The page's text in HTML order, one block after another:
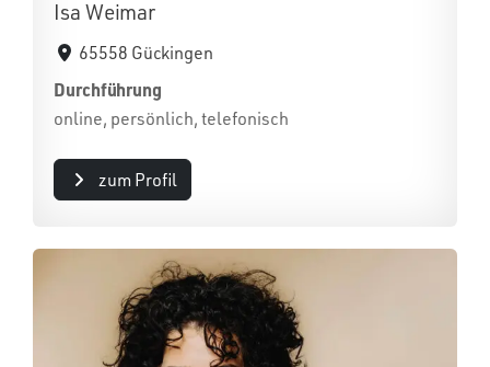
Isa Weimar
65558 Gückingen
Durchführung
online, persönlich, telefonisch
zum Profil